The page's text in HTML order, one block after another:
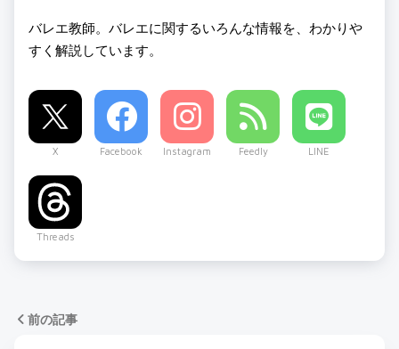
バレエ教師。バレエに関するいろんな情報を、わかりや
すく解説しています。
X Facebook Instagram Feedly LINE
Threads
前の記事